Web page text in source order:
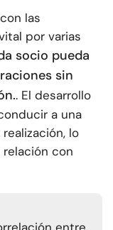
las
por varias
socio pueda
sin
. El desarrollo
a una
lo
con